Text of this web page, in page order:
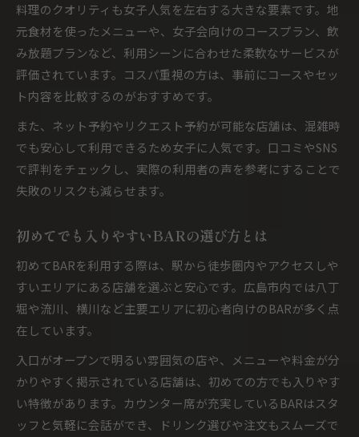
料理のクオリティも女子人気を左右する大きな要素です。地
元食材を使ったメニューや、女子会向けのコースプラン、飲
み放題プランなど、利用シーンに合わせた柔軟なサービスが
評価されています。コスパ重視の方は、事前にコースやセッ
ト内容を比較するのがおすすめです。
また、ネット予約やリクエスト予約が可能な店舗は、混雑時
でも安心して利用できるため女子に人気です。口コミやSNS
で評判をチェックし、実際の利用者の声を参考にすることで
失敗のリスクも減らせます。
初めてでも入りやすいBARの選び方とは
初めてBARを利用する際は、駅から徒歩圏内やアクセスしや
すいエリアにある店舗を選ぶと安心です。広島市内では八丁
堀や流川、横川など主要エリアに初心者向けのBARが多く点
在しています。
入口がオープンで明るい雰囲気の店や、メニューや料金が分
かりやすく掲示されている店舗は、初めての方でも入りやす
い特徴があります。カウンター席が充実しているBARはスタ
ッフと気軽に会話ができ、ドリンク選びや注文もスムーズで